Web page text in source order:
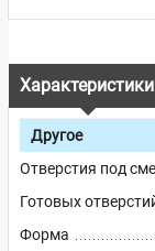
Характеристики
Другое
Отверстия под
Готовых
Форма